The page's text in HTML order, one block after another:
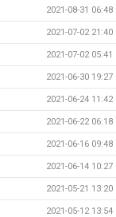
2021-08-31 06:48
2021-07-02 21:40
2021-07-02 05:41
2021-06-30 19:27
2021-06-24 11:42
2021-06-22 06:18
2021-06-16 09:48
2021-06-14 10:27
2021-05-21 13:20
2021-05-12 13:54